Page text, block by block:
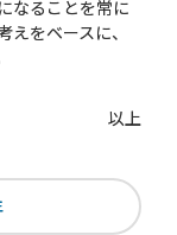
なることを常に
をベースに、
以上